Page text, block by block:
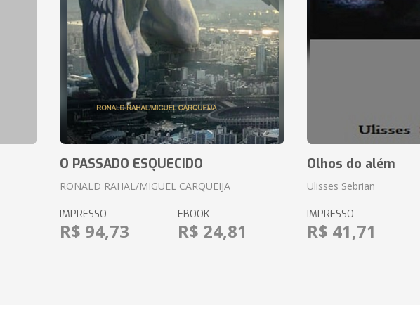
O PASSADO ESQUECIDO
RONALD RAHAL/MIGUEL CARQUEIJA
IMPRESSO
R$ 94,73
EBOOK
R$ 24,81
Olhos do além
Ulisses Sebrian
IMPRESSO
R$ 41,71